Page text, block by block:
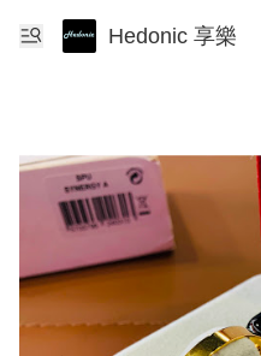
Hedonic 享樂